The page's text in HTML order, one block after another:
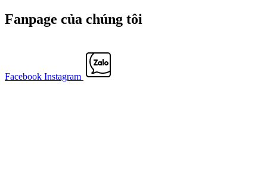
Fanpage của chúng tôi
Facebook Instagram